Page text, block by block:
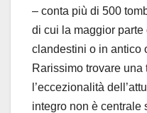
– conta più di 500
di cui la maggior parte
clandestini o in antico
Rarissimo trovare
l’eccezionalità
integro non è centrale